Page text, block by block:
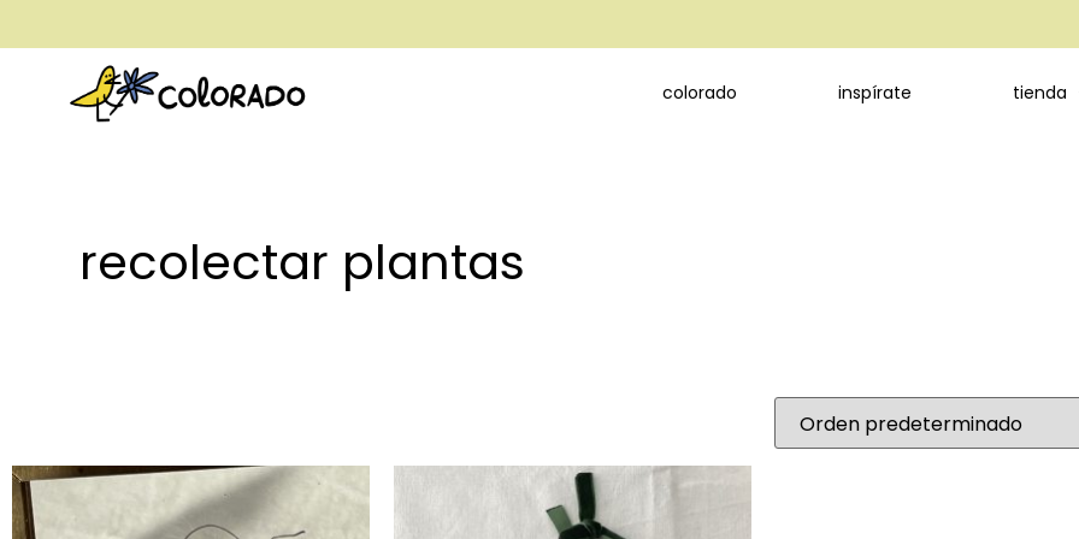
envío gratis a partir de 28€
colorado inspírate tienda
recolectar plantas